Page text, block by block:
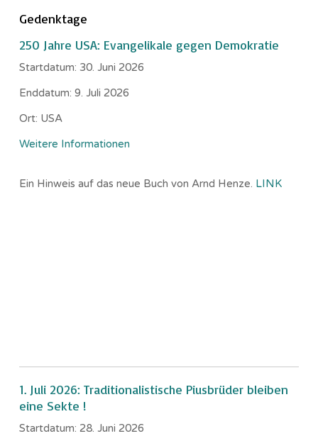
Gedenktage
250 Jahre USA: Evangelikale gegen Demokratie
Startdatum: 30. Juni 2026
Enddatum: 9. Juli 2026
Ort: USA
Weitere Informationen
Ein Hinweis auf das neue Buch von Arnd Henze. LINK
1. Juli 2026: Traditionalistische Piusbrüder bleiben
eine Sekte !
Startdatum: 28. Juni 2026